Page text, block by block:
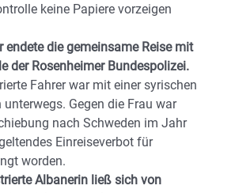
keine Papiere vorzeigen
endete die gemeinsame Reise mit
der Rosenheimer Bundespolizei.
Fahrer war mit einer syrischen
Gegen die Frau war
nach Schweden im Jahr
Einreiseverbot für
worden.
Albanerin ließ sich von